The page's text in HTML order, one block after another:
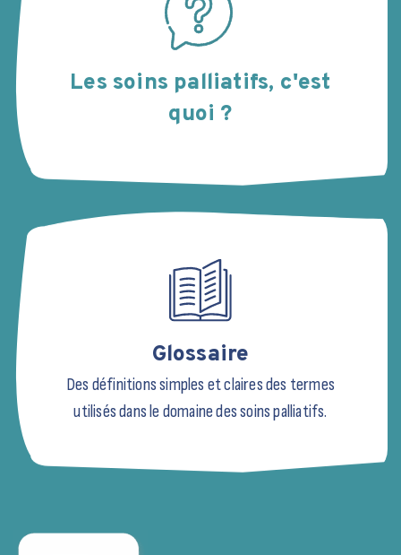
Les soins palliatifs, c'est
quoi ?
Glossaire
Des définitions simples et claires des termes
utilisés dans le domaine des soins palliatifs.